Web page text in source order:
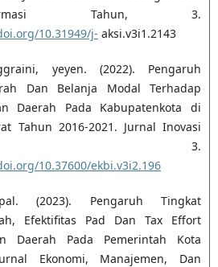
Tahun, 3.
10.31949/j- aksi.v3i1.2143
yeyen. (2022). Pengaruh
Dan Belanja Modal Terhadap
Daerah Pada Kabupatenkota di
Tahun 2016-2021. Jurnal Inovasi
3.
10.37600/ekbi.v3i2.196
(2023). Pengaruh Tingkat
Efektifitas Pad Dan Tax Effort
Daerah Pada Pemerintah Kota
Ekonomi, Manajemen, Dan